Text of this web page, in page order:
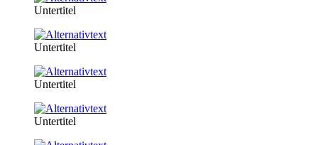
Untertitel
Untertitel
Untertitel
Untertitel